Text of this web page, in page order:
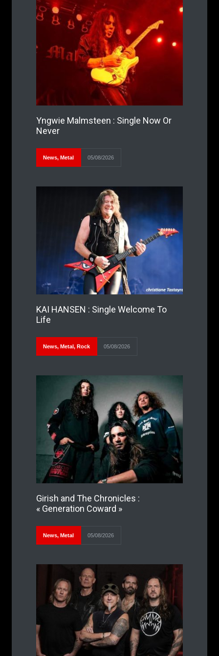
Yngwie Malmsteen : Single Now Or
Never
News, Metal 05/08/2026
KAI HANSEN : Single Welcome To
Life
News, Metal, Rock 05/08/2026
Girish and The Chronicles :
« Generation Coward »
News, Metal 05/08/2026